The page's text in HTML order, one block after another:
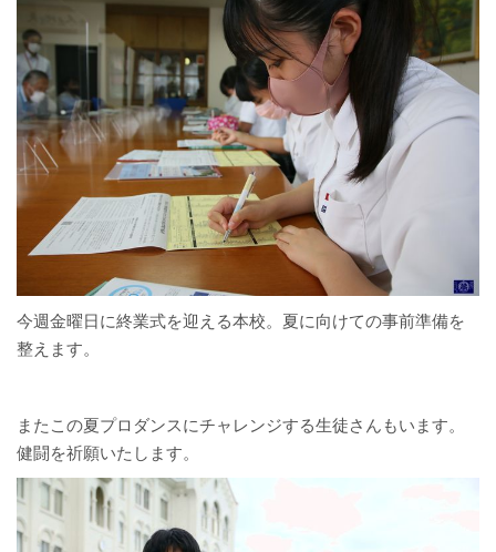
今週金曜日に終業式を迎える本校。夏に向けての事前準備を
整えます。
またこの夏プロダンスにチャレンジする生徒さんもいます。
健闘を祈願いたします。